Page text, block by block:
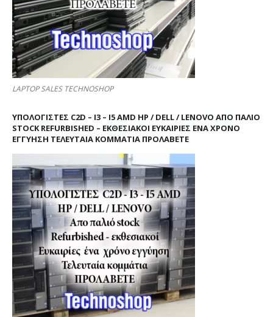
LAPTOP SALES TECHNOSHOP
ΥΠΟΛΟΓΙΣΤΕΣ C2D – I3 – I5 AMD HP / DELL / LENOVO ΑΠΟ ΠΑΛΙΌ
STOCK REFURBISHED – ΕΚΘΕΣΙΑΚΟΊ ΕΥΚΑΙΡΊΕΣ ΈΝΑ ΧΡΌΝΟ
ΕΓΓΎΗΣΗ ΤΕΛΕΥΤΑΊΑ ΚΟΜΜΆΤΙΑ ΠΡΟΛΑΒΕΤΕ